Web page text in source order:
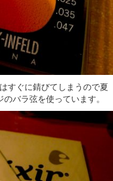
すぐに錆びてしまうので夏
バラ弦を使っています。